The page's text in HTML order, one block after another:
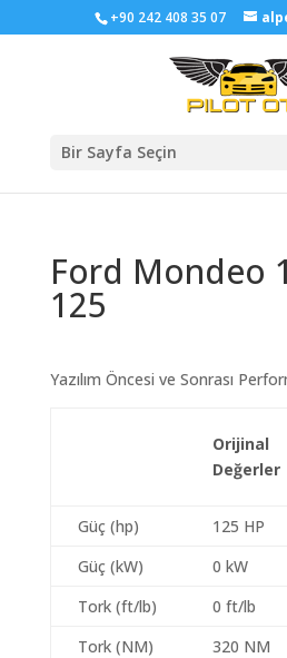
+90 242 408 35 07
Bir Sayfa Seçin
Ford Mondeo
125
Yazılım Öncesi ve Sonrası
Orijinal
Değerler
Güç (hp) 125 HP
Güç (kW)
0 kW
Tork (ft/lb)
0 ft/lb
Tork (NM)
320 NM